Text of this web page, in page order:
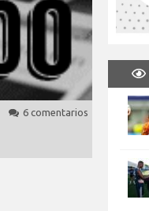
6 comentarios